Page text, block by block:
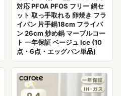
対応 PFOA PFOS フリー 鍋セ
ット 取っ手取れる 卵焼き フラ
イパン 片手鍋18cm フライパ
ン 26cm 炒め鍋 マーブルコー
ト 一年保証 ベージュ Ice (10
点・6点・エッグパン単品)